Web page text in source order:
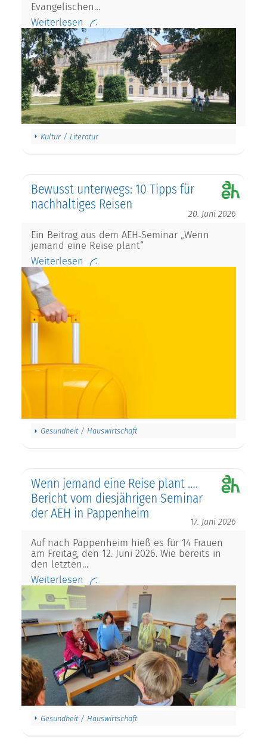
Evangelischen…
Weiterlesen
Kultur / Literatur
Bewusst unterwegs: 10 Tipps für
nachhaltiges Reisen
20. Juni 2026
Ein Beitrag aus dem AEH‑Seminar „Wenn
jemand eine Reise plant“
Weiterlesen
Gesundheit / Hauswirtschaft
Wenn jemand eine Reise plant ….
Bericht vom diesjährigen Seminar
der AEH in Pappenheim
17. Juni 2026
Auf nach Pappenheim hieß es für 14 Frauen
am Freitag, den 12. Juni 2026. Wie bereits in
den letzten…
Weiterlesen
Gesundheit / Hauswirtschaft